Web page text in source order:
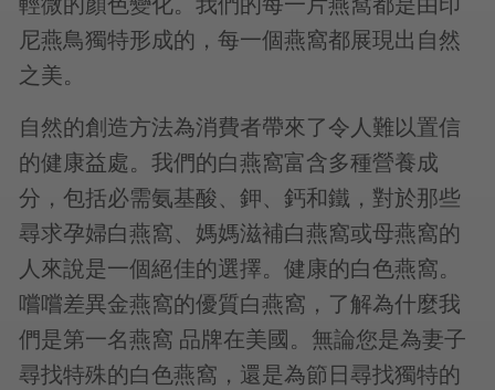
尼燕鳥獨特形成的，每一個燕窩都展現出自然
之美。
自然的創造方法為消費者帶來了令人難以置信
的健康益處。我們的白燕窩富含多種營養成
分，包括必需氨基酸、鉀、鈣和鐵，對於那些
尋求孕婦白燕窩、媽媽滋補白燕窩或母燕窩的
人來說是一個絕佳的選擇。健康的白色燕窩。
嚐嚐差異金燕窩的優質白燕窩，了解為什麼我
們是第一名燕窩 品牌在美國。無論您是為妻子
尋找特殊的白色燕窩，還是為節日尋找獨特的